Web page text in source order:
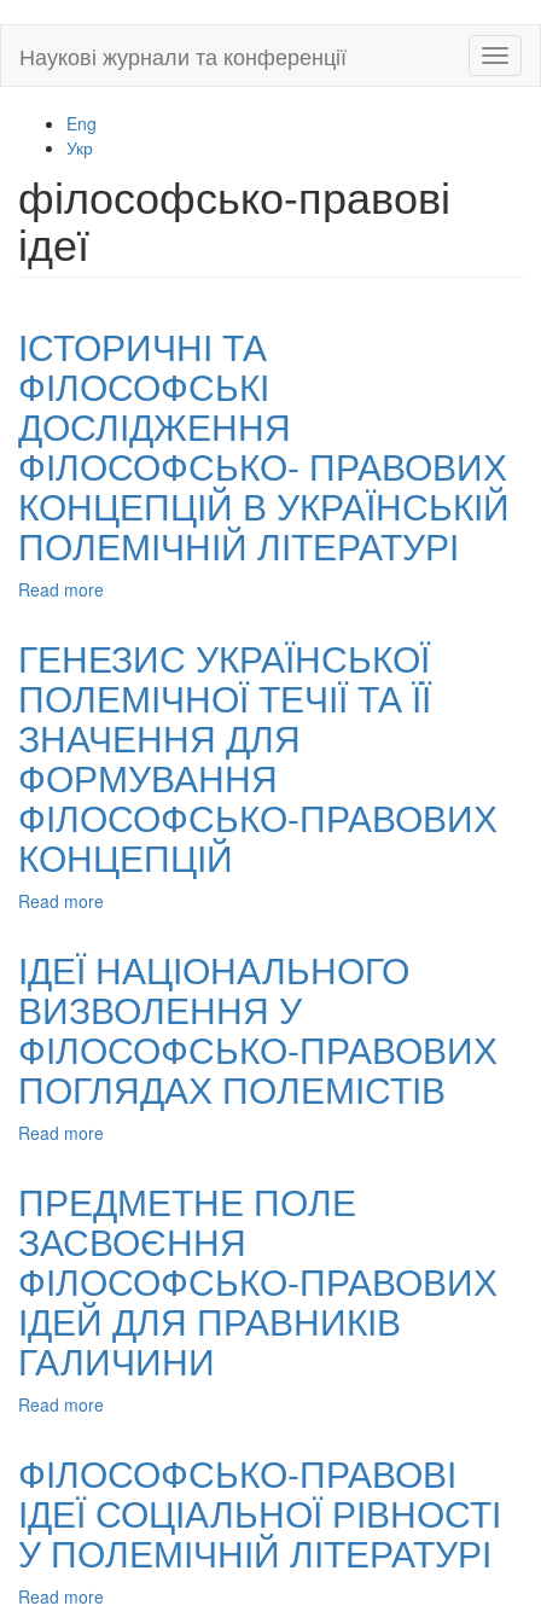
main
Наукові журнали та конференції
Eng
Укр
філософсько-правові
ідеї
ІСТОРИЧНІ ТА
ФІЛОСОФСЬКІ
ДОСЛІДЖЕННЯ
ФІЛОСОФСЬКО- ПРАВОВИХ
КОНЦЕПЦІЙ В УКРАЇНСЬКІЙ
ПОЛЕМІЧНІЙ ЛІТЕРАТУРІ
Read more
ФІЛОСОФСЬКІ
ДОСЛІДЖЕННЯ
ФІЛОСОФСЬКО-
ПРАВОВИХ
КОНЦЕПЦІЙ
В
УКРАЇНСЬКІЙ
ПОЛЕМІЧНІЙ
ЛІТЕРАТУРІ
ГЕНЕЗИС УКРАЇНСЬКОЇ
ПОЛЕМІЧНОЇ ТЕЧІЇ ТА ЇЇ
ЗНАЧЕННЯ ДЛЯ
ФОРМУВАННЯ
ФІЛОСОФСЬКО-ПРАВОВИХ
КОНЦЕПЦІЙ
Read more
ПОЛЕМІЧНОЇ
ТЕЧІЇ
ТА
ЇЇ
ЗНАЧЕННЯ
ДЛЯ
ФОРМУВАННЯ
КОНЦЕПЦІЙ
ІДЕЇ НАЦІОНАЛЬНОГО
ВИЗВОЛЕННЯ У
ФІЛОСОФСЬКО-ПРАВОВИХ
ПОГЛЯДАХ ПОЛЕМІСТІВ
Read more
ВИЗВОЛЕННЯ
У
ФІЛОСОФСЬКО-
ПРАВОВИХ
ПОГЛЯДАХ
ПОЛЕМІСТІВ
ПРЕДМЕТНЕ ПОЛЕ
ЗАСВОЄННЯ
ФІЛОСОФСЬКО-ПРАВОВИХ
ІДЕЙ ДЛЯ ПРАВНИКІВ
ГАЛИЧИНИ
Read more
ЗАСВОЄННЯ
ФІЛОСОФСЬКО-
ПРАВОВИХ
ІДЕЙ
ДЛЯ
ФІЛОСОФСЬКО-ПРАВОВІ
ІДЕЇ СОЦІАЛЬНОЇ РІВНОСТІ
У ПОЛЕМІЧНІЙ ЛІТЕРАТУРІ
Read more